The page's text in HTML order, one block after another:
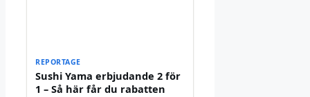
REPORTAGE
Sushi Yama erbjudande 2 för
1 – Så här får du rabatten